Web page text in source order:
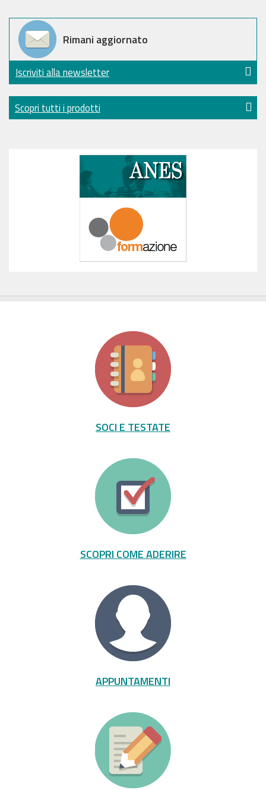
Rimani aggiornato
Iscriviti alla newsletter
Scopri tutti i prodotti
SOCI E TESTATE
SCOPRI COME ADERIRE
APPUNTAMENTI